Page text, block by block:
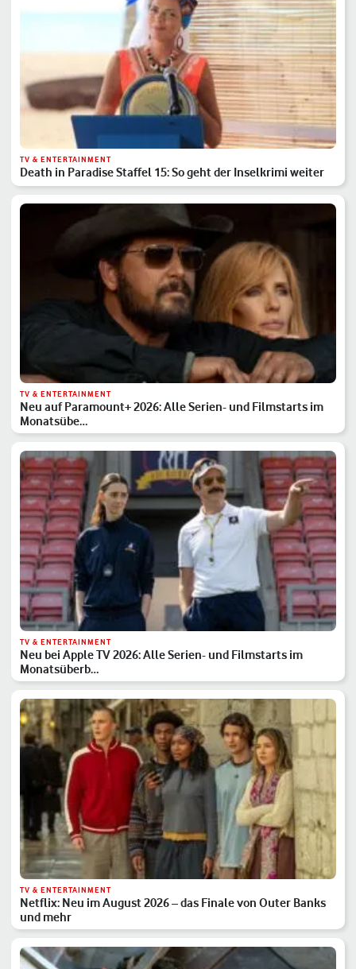
TV & ENTERTAINMENT
Death in Paradise Staffel 15: So geht der Inselkrimi weiter
TV & ENTERTAINMENT
Neu auf Paramount+ 2026: Alle Serien- und Filmstarts im
Monatsübe…
TV & ENTERTAINMENT
Neu bei Apple TV 2026: Alle Serien- und Filmstarts im
Monatsüberb…
TV & ENTERTAINMENT
Netflix: Neu im August 2026 – das Finale von Outer Banks
und mehr